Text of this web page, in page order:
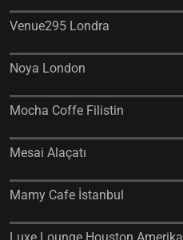
Venue295 Londra
Noya London
Mocha Coffe Filistin
Mesai Alaçatı
Mamy Cafe İstanbul